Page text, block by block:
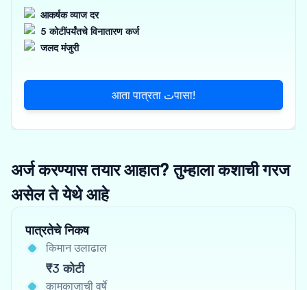
आकर्षक व्याज दर
5 कोटींपर्यंतचे विनातारण कर्ज
जलद मंजुरी
आता पात्रता تपासा!
अर्ज करण्यास तयार आहात? तुम्हाला कशाची गरज
असेल ते येथे आहे
पात्रतेचे निकष
किमान उलाढाल
₹3 कोटी
कामकाजाची वर्षे